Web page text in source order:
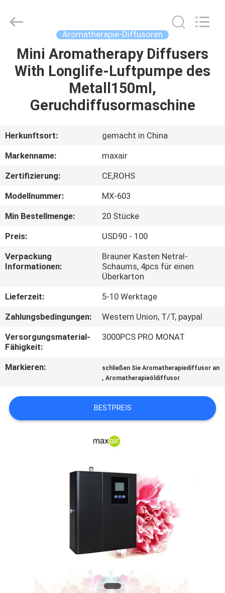
HAUS
PRODUKTE
UNS
AUSFLUG
QUALITÄTSKONTROLLE
TRETEN
SIE
UNS
IN
VERBINDUNG
FORDERN
ZITAT
Reserved.
Aromatherapie-Diffusoren
Mini Aromatherapy Diffusers
With Longlife-Luftpumpe des
Metall150ml,
Geruchdiffusormaschine
Herkunftsort:
gemacht in China
Markenname:
maxair
Zertifizierung:
CE,ROHS
Modellnummer:
MX-603
Min Bestellmenge:
20 Stücke
Preis:
USD90 - 100
Verpackung
Informationen:
Brauner Kasten Netral-
Schaums, 4pcs für einen
Überkarton
Lieferzeit:
5-10 Werktage
Zahlungsbedingungen:
Western Union, T/T, paypal
Versorgungsmaterial-
Fähigkeit:
3000PCS PRO MONAT
Markieren: schließen Sie Aromatherapiediffusor an
,Aromatherapieöldiffusor
BESTPREIS